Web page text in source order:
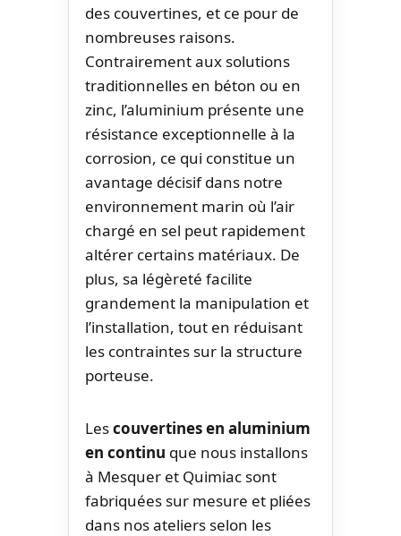
des couvertines, et ce pour de
nombreuses raisons.
Contrairement aux solutions
traditionnelles en béton ou en
zinc, l’aluminium présente une
résistance exceptionnelle à la
corrosion, ce qui constitue un
avantage décisif dans notre
environnement marin où l’air
chargé en sel peut rapidement
altérer certains matériaux. De
plus, sa légèreté facilite
grandement la manipulation et
l’installation, tout en réduisant
les contraintes sur la structure
porteuse.
Lescouvertines en aluminium
en continu que nous installons
à Mesquer et Quimiac sont
fabriquées sur mesure et pliées
dans nos ateliers selon les